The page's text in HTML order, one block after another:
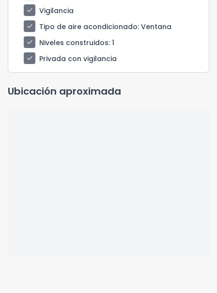
check
Vigilancia
check
Tipo de aire acondicionado: Ventana
check
Niveles construidos: 1
check
Privada con vigilancia
Ubicación aproximada